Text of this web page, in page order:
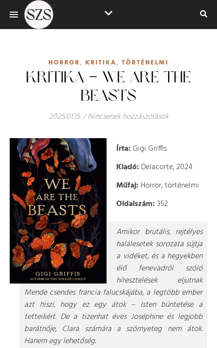
HORROR, KRITIKA, TÖRTÉNELMI
KRITIKA – WE ARE THE
BEASTS
2025.01.15./ Nincsenek hozzászólások
Írta:Gigi Griffis
Kiadó: Delacorte, 2024
Műfaj: Horror, történelmi
Oldalszám:352
Amikor brutális, rejtélyes
halálesetek sorozata sújtja
a vidéket, és a hegyekben
élő fenevadról szóló
híresztelések eljutnak
Mende csendes francia falucskájába, a legtöbb ember
azt hiszi, hogy ez egy átok – Isten büntetése a
tetteikért. De a tizenhat éves Joséphine és legjobb
barátnője, Clara számára a szörnyeteg nem átok.
Hanem egy lehetőség.